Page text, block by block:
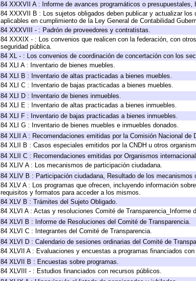
84 XXXVII A : Informe de avances programáticos o
84 XXXVII B : Los sujetos obligados deben publicar y actualizar
aplicables en cumplimiento de la Ley General de Contabilidad
84 XXXVIII - : Padrón de proveedores y contratistas.
84 XXXIX - : Los convenios que realicen con la federación, con
seguridad pública.
84 XL - : Los convenios de coordinación de concertación con los
84 XLI A : Inventario de bienes muebles.
84 XLI B : Inventario de altas practicadas a bienes muebles.
84 XLI C : Inventario de bajas practicadas a bienes muebles.
84 XLI D : Inventario de bienes inmuebles.
84 XLI E : Inventario de altas practicadas a bienes inmuebles.
84 XLI F : Inventario de bajas practicadas a bienes inmuebles.
84 XLI G : Inventario de bienes muebles e inmuebles donados.
84 XLII A : Recomendaciones emitidas por la Comisión Nacional de
84 XLII B : Casos especiales emitidos por la CNDH u otros
84 XLII C : Recomendaciones emitidas por Organismos
84 XLIV A : Los mecanismos de participación ciudadana.
84 XLIV B : Participación ciudadana, Resultado de los mecanismos
84 XLV A : Los programas que ofrecen, incluyendo información
requisitos y formatos para acceder a los mismos.
84 XLV B : Trámites del Sujeto Obligado.
84 XLVI A : Actas y resoluciones Comité de Transparencia_Informe
84 XLVI B : Informe de Resoluciones del Comité de Transparencia.
84 XLVI C : Integrantes del Comité de Transparencia.
84 XLVI D : Calendario de sesiones ordinarias del Comité de
84 XLVII A : Evaluaciones y encuestas a programas financiados
84 XLVII B : Encuestas sobre programas.
84 XLVIII - : Estudios financiados con recursos públicos.